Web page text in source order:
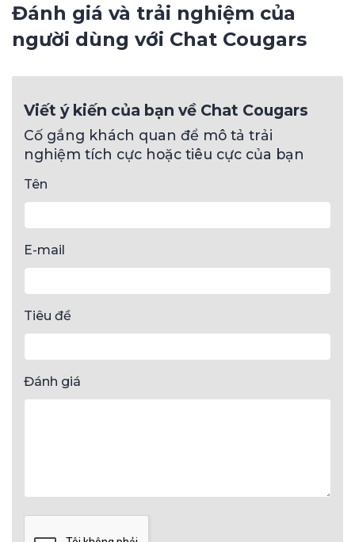
Đánh giá và trải nghiệm của
người dùng với Chat Cougars
Viết ý kiến của bạn về Chat Cougars
Cố gắng khách quan để mô tả trải
nghiệm tích cực hoặc tiêu cực của bạn
Tên
E-mail
Tiêu đề
Đánh giá